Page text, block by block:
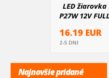
LED žiarovka
P27W 12V
16.19 EUR
2-5 DNI
Najnovšie pridané